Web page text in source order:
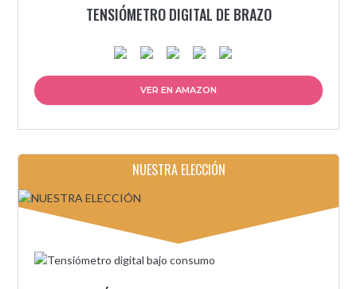
TENSIÓMETRO DIGITAL DE BRAZO
VER EN AMAZON
NUESTRA ELECCIÓN